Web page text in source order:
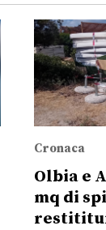
Cronaca
Olbia e
mq di